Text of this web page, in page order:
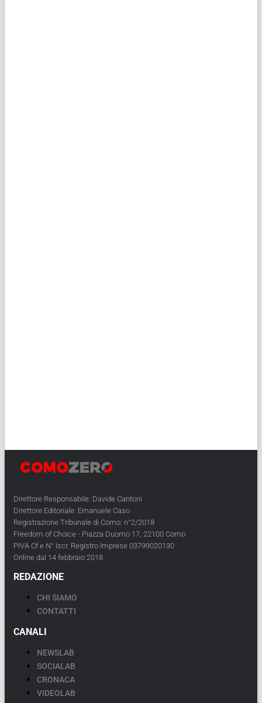
Direttore Responsabile: Davide Cantoni
Direttore Editoriale: Emanuele Caso
Registrazione Tribunale di Como: n°2/2018
Freedom of Choice - Piazza Duomo 17, 22100 Como
PIVA Cf e N° Iscr. Registro Imprese 03799020130
Online dal 14 febbraio 2018
REDAZIONE
CHI SIAMO
CONTATTI
CANALI
NEWSLAB
SOCIALAB
CRONACA
VIDEOLAB